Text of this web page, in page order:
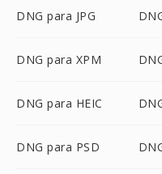
DNG para JPG
DNG para XPM
DNG para HEIC
DNG para PSD